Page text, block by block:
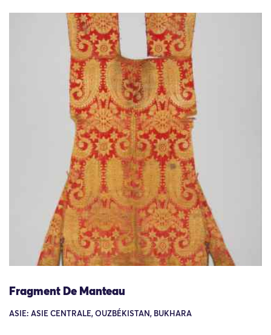
Fragment De Manteau
ASIE: ASIE CENTRALE, OUZBÉKISTAN, BUKHARA